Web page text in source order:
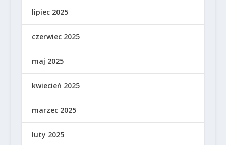
lipiec 2025
czerwiec 2025
maj 2025
kwiecień 2025
marzec 2025
luty 2025